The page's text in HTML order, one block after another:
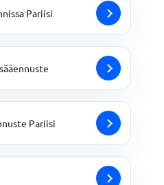
Pariisi
Pariisi